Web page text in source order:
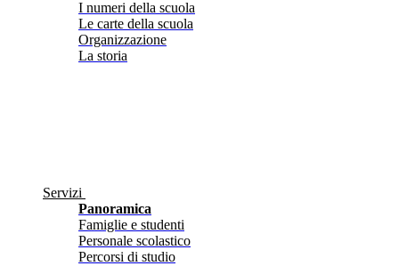
I numeri della scuola
Le carte della scuola
Organizzazione
La storia
Servizi
Panoramica
Famiglie e studenti
Personale scolastico
Percorsi di studio